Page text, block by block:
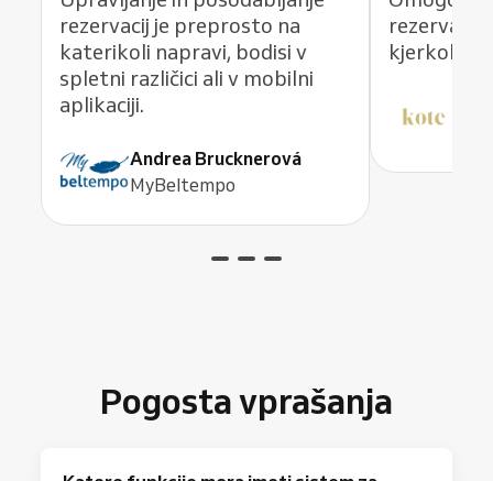
rezervacij je preprosto na
katerikoli napravi, bodisi v
spletni različici ali v mobilni
aplikaciji.
Andrea Brucknerová
MyBeltempo
kjerkoli in
Pogosta vprašanja